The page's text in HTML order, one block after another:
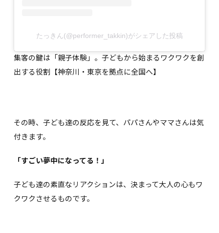
たっきん(@performer_takkin)がシェアした投稿
集客の鍵は「親子体験」。子どもから始まるワクワクを創
出する役割【神奈川・東京を拠点に全国へ】
その時、子ども達の反応を見て、パパさんやママさんは気
付きます。
「すごい夢中になってる！」
子ども達の素直なリアクションは、決まって大人の心もワ
クワクさせるものです。